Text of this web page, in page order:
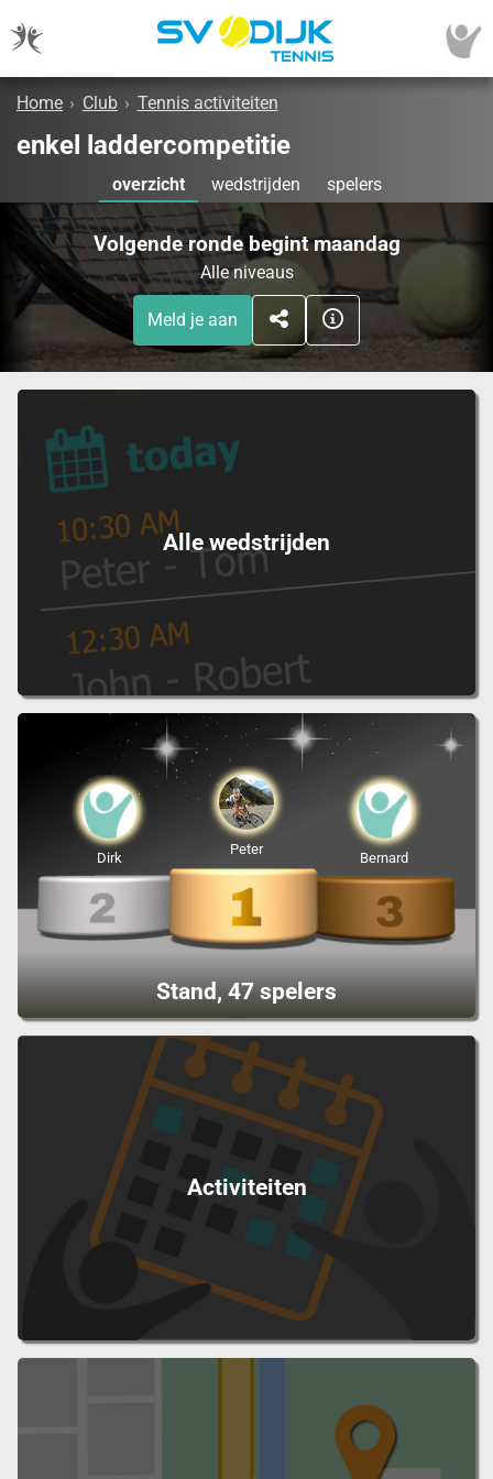
Home › Club › Tennis activiteiten
enkel laddercompetitie
overzicht wedstrijden spelers
Volgende ronde begint maandag
Alle niveaus
Meld je aan
Alle wedstrijden
Stand, 47 spelers
Peter
Dirk Bernard
Activiteiten